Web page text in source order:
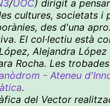
/UOC) dirigit a
cultures, societats i
des d'una
El col·lectiu està
Alejandra López
Rocha. Les
- Ateneu
.
del Vector